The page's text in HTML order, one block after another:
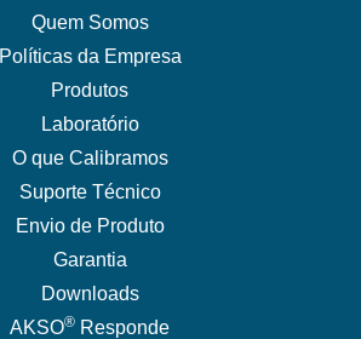
Quem Somos
Políticas da Empresa
Produtos
Laboratório
O que Calibramos
Suporte Técnico
Envio de Produto
Garantia
Downloads
AKSO® Responde